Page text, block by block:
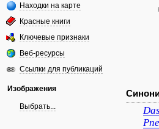
Находки на карте
Красные книги
Ключевые признаки
Веб-ресурсы
Ссылки для публикаций
Изображения
Выбрать...